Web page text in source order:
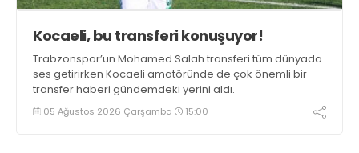
Kocaeli, bu transferi konuşuyor!
Trabzonspor’un Mohamed Salah transferi tüm dünyada
ses getirirken Kocaeli amatöründe de çok önemli bir
transfer haberi gündemdeki yerini aldı.
05 Ağustos 2026 Çarşamba 15:00